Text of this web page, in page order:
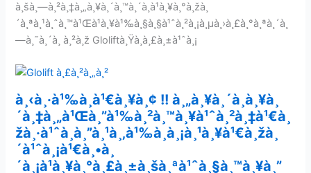
à¸šà¸—à¸²à¸‡à¸„à¸¥à¸´à¸™à¸´à¸à¹à¸¥à¸°à¸žà¸
´à¸ªà¸¹à¸ˆà¸™à¹Œà¹à¸¥à¹‰à¸§à¸§à¹ˆà¸²à¸¡à¸µà¸›à¸£à¸°à¸ªà¸´à¸
—à¸˜à¸´à¸ à¸²à¸ž Gloliftà¸Ÿà¸­à¸£à¸±à¹ˆà¸¡
à¸‹à¸·à¹‰à¸­à¹€à¸¥à¸¢ !! à¸„à¸¥à¸´à¸à¸¥à¸
´à¸‡à¸„à¹Œà¸”à¹‰à¸²à¸™à¸¥à¹ˆà¸²à¸‡à¹€à¸
žà¸·à¹ˆà¸­à¸”à¸¹à¸‚à¹‰à¸­à¸¡à¸¹à¸¥à¹€à¸žà¸
´à¹ˆà¸¡à¹€à¸•à¸
´à¸¡à¹à¸¥à¸°à¸£à¸±à¸šà¸ªà¹ˆà¸§à¸™à¸¥à¸”